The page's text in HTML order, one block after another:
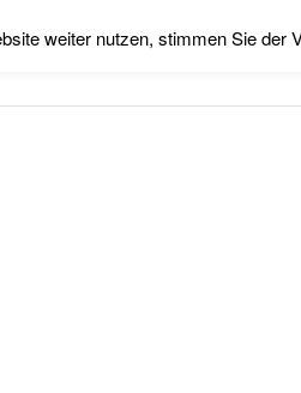
weiter nutzen, stimmen Sie der